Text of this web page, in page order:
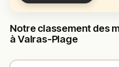
Notre classement des
à Valras-Plage